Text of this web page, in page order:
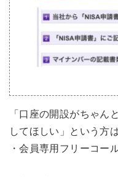
「口座の開設がちゃん
してほしい」という方
・会員専用フリーコー